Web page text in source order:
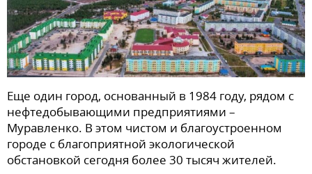
Еще один город, основанный в 1984 году, рядом с
нефтедобывающими предприятиями –
Муравленко. В этом чистом и благоустроенном
городе с благоприятной экологической
обстановкой сегодня более 30 тысяч жителей.